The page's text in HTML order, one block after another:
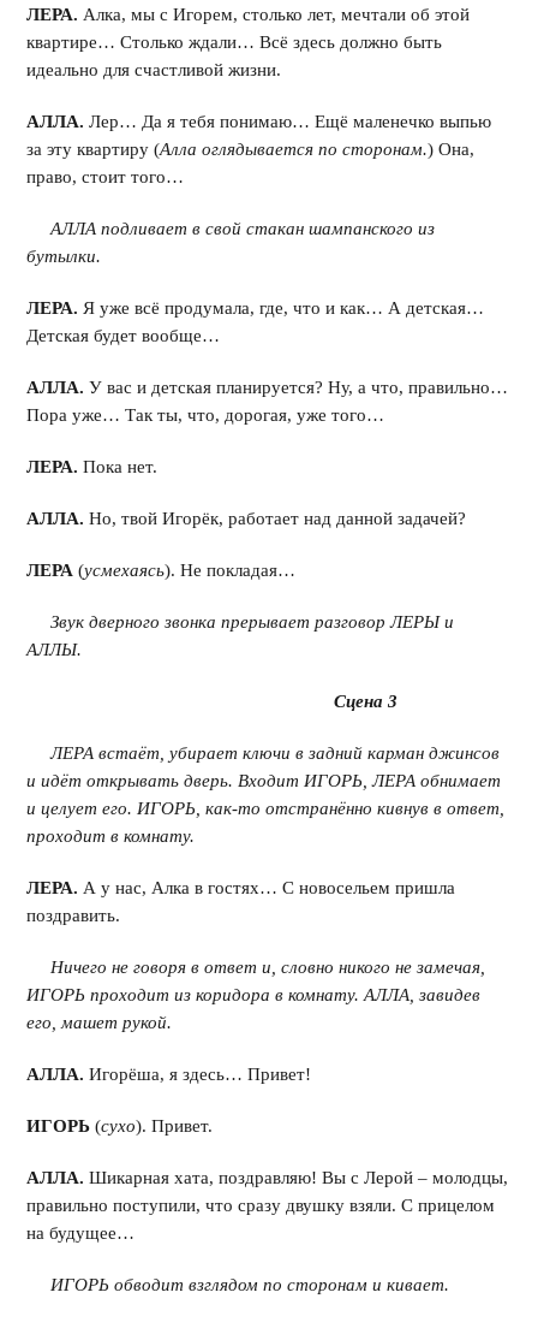
ЛЕРА. Алка, мы с Игорем, столько лет, мечтали об этой
квартире… Столько ждали… Всё здесь должно быть
идеально для счастливой жизни.
АЛЛА. Лер… Да я тебя понимаю… Ещё маленечко выпью
за эту квартиру (Алла оглядывается по сторонам.) Она,
право, стоит того…
АЛЛА подливает в свой стакан шампанского из
бутылки.
ЛЕРА. Я уже всё продумала, где, что и как… А детская…
Детская будет вообще…
АЛЛА. У вас и детская планируется? Ну, а что, правильно…
Пора уже… Так ты, что, дорогая, уже того…
ЛЕРА. Пока нет.
АЛЛА. Но, твой Игорёк, работает над данной задачей?
ЛЕРА (усмехаясь). Не покладая…
Звук дверного звонка прерывает разговор ЛЕРЫ и
АЛЛЫ.
Сцена 3
ЛЕРА встаёт, убирает ключи в задний карман джинсов
и идёт открывать дверь. Входит ИГОРЬ, ЛЕРА обнимает
и целует его. ИГОРЬ, как-то отстранённо кивнув в ответ,
проходит в комнату.
ЛЕРА. А у нас, Алка в гостях… С новосельем пришла
поздравить.
Ничего не говоря в ответ и, словно никого не замечая,
ИГОРЬ проходит из коридора в комнату. АЛЛА, завидев
его, машет рукой.
АЛЛА. Игорёша, я здесь… Привет!
ИГОРЬ (сухо). Привет.
АЛЛА. Шикарная хата, поздравляю! Вы с Лерой – молодцы,
правильно поступили, что сразу двушку взяли. С прицелом
на будущее…
ИГОРЬ обводит взглядом по сторонам и кивает.